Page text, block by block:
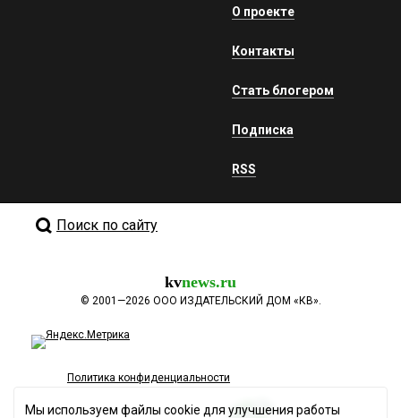
О проекте
Контакты
Стать блогером
Подписка
RSS
Поиск по сайту
kvnews.ru
© 2001—2026 ООО ИЗДАТЕЛЬСКИЙ ДОМ «КВ».
Политика конфиденциальности
Мы используем файлы cookie для улучшения работы